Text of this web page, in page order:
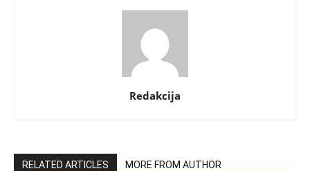
Redakcija
RELATED ARTICLES MORE FROM AUTHOR